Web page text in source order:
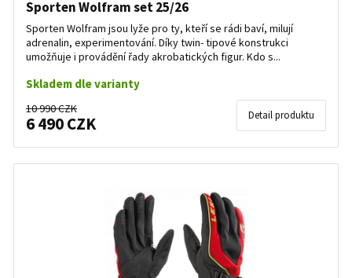
Sporten Wolfram set 25/26
Sporten Wolfram jsou lyže pro ty, kteří se rádi baví, milují
adrenalin, experimentování. Díky twin- tipové konstrukci
umožňuje i provádění řady akrobatických figur. Kdo s...
Skladem dle varianty
10 990 CZK
6 490 CZK Detail produktu